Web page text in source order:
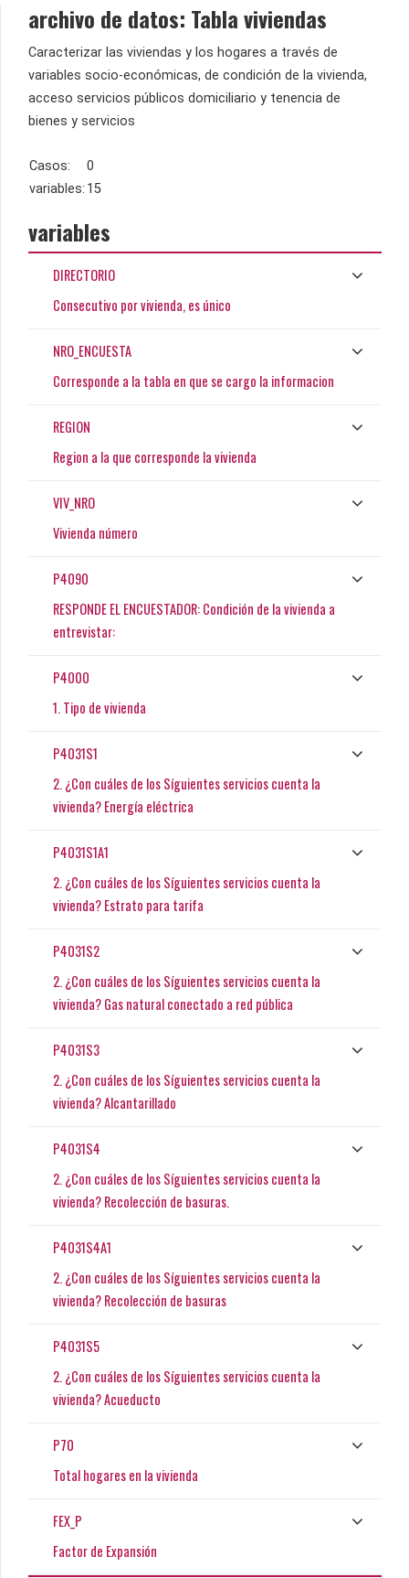
archivo de datos: Tabla viviendas
Caracterizar las viviendas y los hogares a través de
variables socio-económicas, de condición de la vivienda,
acceso servicios públicos domiciliario y tenencia de
bienes y servicios
Casos:
0
variables: 15
variables
DIRECTORIO
Consecutivo por vivienda, es único
NRO_ENCUESTA
Corresponde a la tabla en que se cargo la informacion
REGION
Region a la que corresponde la vivienda
VIV_NRO
Vivienda número
P4090
RESPONDE EL ENCUESTADOR: Condición de la vivienda a
entrevistar:
P4000
1. Tipo de vivienda
P4031S1
2. ¿Con cuáles de los Síguientes servicios cuenta la
vivienda? Energía eléctrica
P4031S1A1
2. ¿Con cuáles de los Síguientes servicios cuenta la
vivienda? Estrato para tarifa
P4031S2
2. ¿Con cuáles de los Síguientes servicios cuenta la
vivienda? Gas natural conectado a red pública
P4031S3
2. ¿Con cuáles de los Síguientes servicios cuenta la
vivienda? Alcantarillado
P4031S4
2. ¿Con cuáles de los Síguientes servicios cuenta la
vivienda? Recolección de basuras.
P4031S4A1
2. ¿Con cuáles de los Síguientes servicios cuenta la
vivienda? Recolección de basuras
P4031S5
2. ¿Con cuáles de los Síguientes servicios cuenta la
vivienda? Acueducto
P70
Total hogares en la vivienda
FEX_P
Factor de Expansión